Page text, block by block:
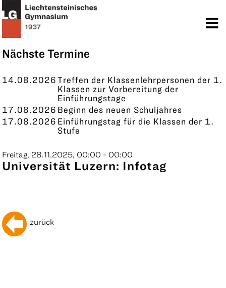
Nächste Termine
14.08.2026Treffen der Klassenlehrpersonen der 1.
Klassen zur Vorbereitung der
Einführungstage
17.08.2026 Beginn des neuen Schuljahres
17.08.2026 Einführungstag für die Klassen der 1.
Stufe
KONTAKT
Freitag, 28.11.2025, 00:00 - 00:00
Universität Luzern: Infotag
zurück